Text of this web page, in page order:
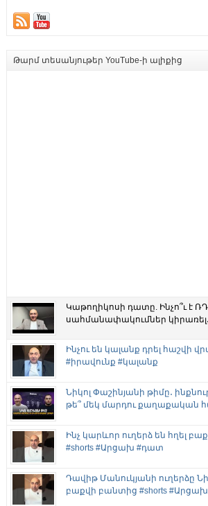
Թարմ տեսանյութեր YouTube-ի ալիքից
Կաթողիկոսի դատը. Ինչո՞ւ է
սահմանափակումներ
Ինչու են կալանք դրել հաշվի
#իրավունք #կալանք
Նիկոլ Փաշինյանի թիմը․
թե՞ մեկ մարդու քաղաքական
Ինչ կարևոր ուղերձ են հղել
#shorts #Արցախ #դատ
Դավիթ Մանուկյանի ուղերձը
բաքվի բանտից #shorts